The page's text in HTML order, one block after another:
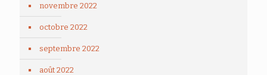
novembre 2022
octobre 2022
septembre 2022
août 2022